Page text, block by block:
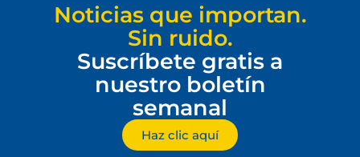
Noticias que importan.
Sin ruido.
Suscríbete gratis a
nuestro boletín
semanal
Haz clic aquí